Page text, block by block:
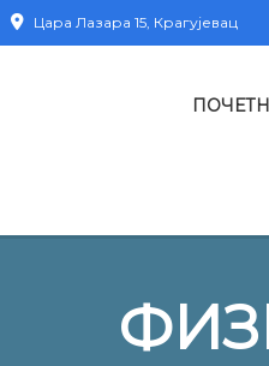
Цара Лазара 15, Крагујевац